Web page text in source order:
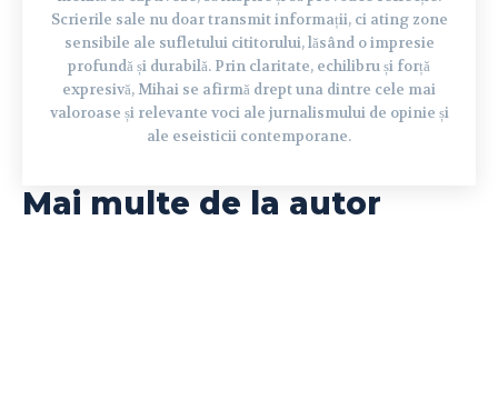
Scrierile sale nu doar transmit informații, ci ating zone
sensibile ale sufletului cititorului, lăsând o impresie
profundă și durabilă. Prin claritate, echilibru și forță
expresivă, Mihai se afirmă drept una dintre cele mai
valoroase și relevante voci ale jurnalismului de opinie și
ale eseisticii contemporane.
Mai multe de la autor